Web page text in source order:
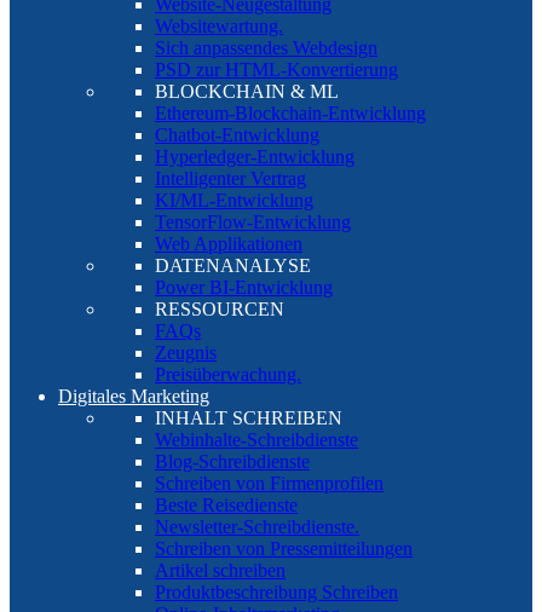
Website-Neugestaltung
Websitewartung.
Sich anpassendes Webdesign
PSD zur HTML-Konvertierung
BLOCKCHAIN & ML
Ethereum-Blockchain-Entwicklung
Chatbot-Entwicklung
Hyperledger-Entwicklung
Intelligenter Vertrag
KI/ML-Entwicklung
TensorFlow-Entwicklung
Web Applikationen
DATENANALYSE
Power BI-Entwicklung
RESSOURCEN
FAQs
Zeugnis
Preisüberwachung.
Digitales Marketing
INHALT SCHREIBEN
Webinhalte-Schreibdienste
Blog-Schreibdienste
Schreiben von Firmenprofilen
Beste Reisedienste
Newsletter-Schreibdienste.
Schreiben von Pressemitteilungen
Artikel schreiben
Produktbeschreibung Schreiben